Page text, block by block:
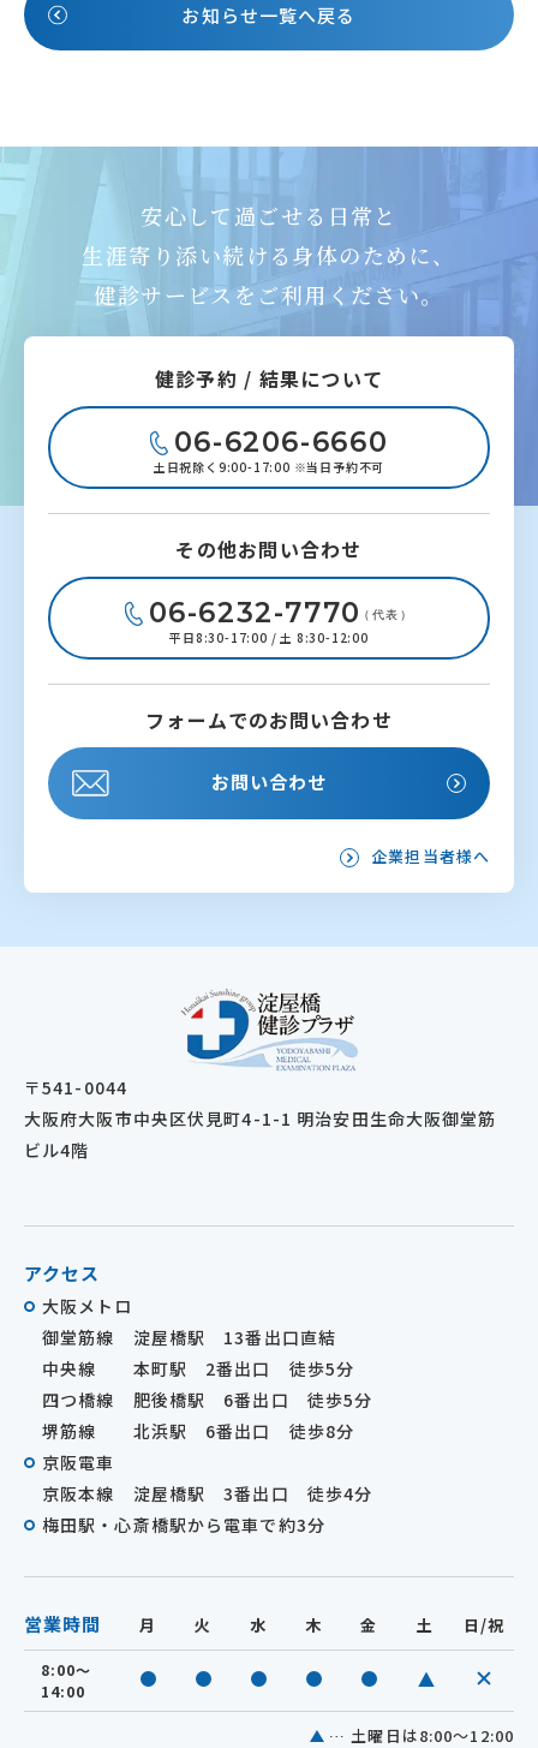
お知らせ一覧へ戻る
安心して過ごせる日常と
生涯寄り添い続ける身体のために、
健診サービスをご利用ください。
健診予約 / 結果について
06-6206-6660
土日祝除く9:00-17:00 ※当日予約不可
その他お問い合わせ
06-6232-7770（代表）
平日8:30-17:00 / 土 8:30-12:00
フォームでのお問い合わせ
お問い合わせ
企業担当者様へ
〒541-0044
大阪府大阪市中央区伏見町4-1-1 明治安田生命大阪御堂筋
ビル4階
アクセス
大阪メトロ
御堂筋線 淀屋橋駅 13番出口直結
中央線 本町駅 2番出口 徒歩5分
四つ橋線 肥後橋駅 6番出口 徒歩5分
堺筋線 北浜駅 6番出口 徒歩8分
京阪電車
京阪本線 淀屋橋駅 3番出口 徒歩4分
梅田駅・心斎橋駅から電車で約3分
営業時間 月 火 水 木 金 土 日/祝
8:00～
14:00
療中診療中 診療中 診療中 診療中 休診
… 土曜日は8:00～12:00